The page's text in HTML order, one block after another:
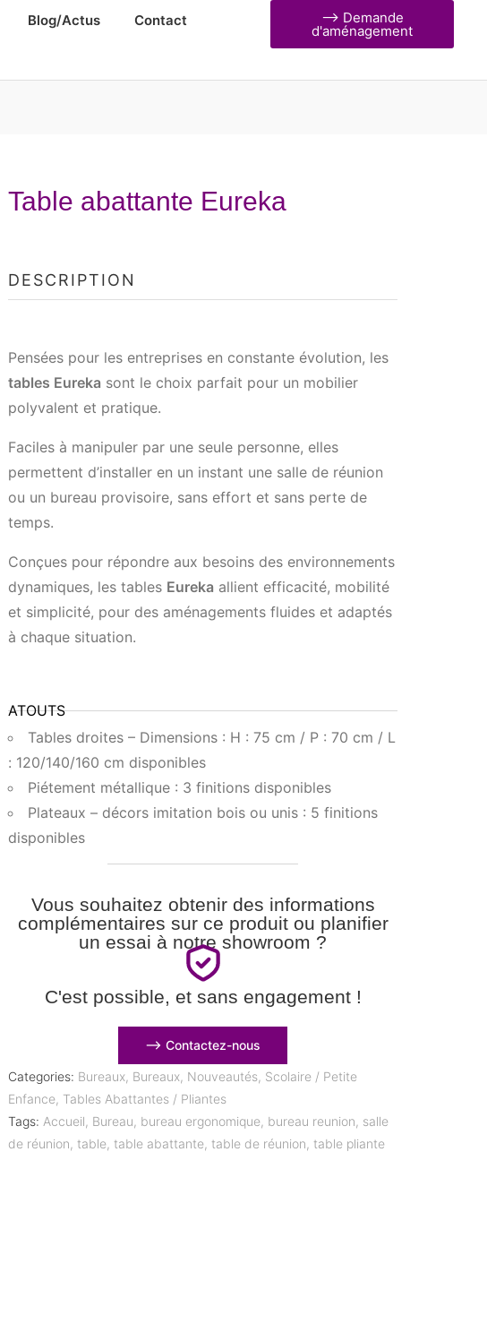
Blog/Actus Contact ⟶ Demande
d'aménagement
Table abattante Eureka
DESCRIPTION
Pensées pour les entreprises en constante évolution, les
tables Eureka sont le choix parfait pour un mobilier
polyvalent et pratique.
Faciles à manipuler par une seule personne, elles
permettent d’installer en un instant une salle de réunion
ou un bureau provisoire, sans effort et sans perte de
temps.
Conçues pour répondre aux besoins des environnements
dynamiques, les tables Eureka allient efficacité, mobilité
et simplicité, pour des aménagements fluides et adaptés
à chaque situation.
ATOUTS
Tables droites – Dimensions : H : 75 cm / P : 70 cm / L
: 120/140/160 cm disponibles
Piétement métallique : 3 finitions disponibles
Plateaux – décors imitation bois ou unis : 5 finitions
disponibles
Vous souhaitez obtenir des informations
complémentaires sur ce produit ou planifier
un essai à notre showroom ?
C'est possible, et sans engagement !
⟶ Contactez-nous
Categories: Bureaux, Bureaux, Nouveautés, Scolaire / Petite
Enfance, Tables Abattantes / Pliantes
Tags: Accueil, Bureau, bureau ergonomique, bureau reunion, salle
de réunion,table,table abattante,table de réunion,table pliante